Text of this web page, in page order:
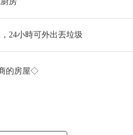
24小時可外出丟垃圾
的房屋◇
步行8分鐘